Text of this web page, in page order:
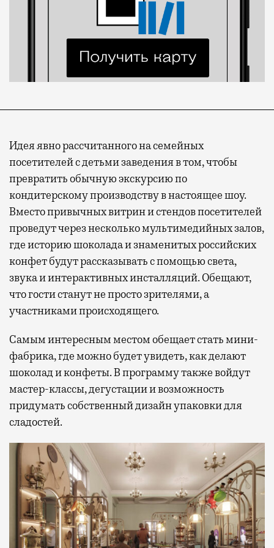
Современный путешественник часто берет
с собой не только чемодан, но и ноутбук.
А ожидание рейса все чаще превращается
не в потерянное время, а в возможность
спокойно закончить дела или спланировать
активности в путешествии, например
забронировать нужные билеты и рестораны.
Бизнес-зал становится местом, где можно
провести переговоры, поработать или просто
выпить кофе, наблюдая сквозь панорамные
окна за тем, как взлетают и садятся
самолеты. В Москве нет недостатка
в лаунжах. В аэропортах их обычно
несколько — в разных зонах воздушных
гаваней. На некоторых вокзалах — тоже.
Лаунжи доступны на Ленинградском,
Павелецком, Казанском, Ярославском
и Курском вокзалах.Попасть в бизнес-залы
могут держатели карт Mir Supreme. Причем
не только в столице. Всего доступно более
1000 бизнес-залов по всему миру.
Идея явно рассчитанного на семейных
посетителей с детьми заведения в том, чтобы
превратить обычную экскурсию по
кондитерскому производству в настоящее шоу.
Вместо привычных витрин и стендов посетителей
проведут через несколько мультимедийных залов,
где историю шоколада и знаменитых российских
конфет будут рассказывать с помощью света,
звука и интерактивных инсталляций. Обещают,
что гости станут не просто зрителями, а
участниками происходящего.
Самым интересным местом обещает стать мини-
фабрика, где можно будет увидеть, как делают
шоколад и конфеты. В программу также войдут
мастер-классы, дегустации и возможность
придумать собственный дизайн упаковки для
сладостей.